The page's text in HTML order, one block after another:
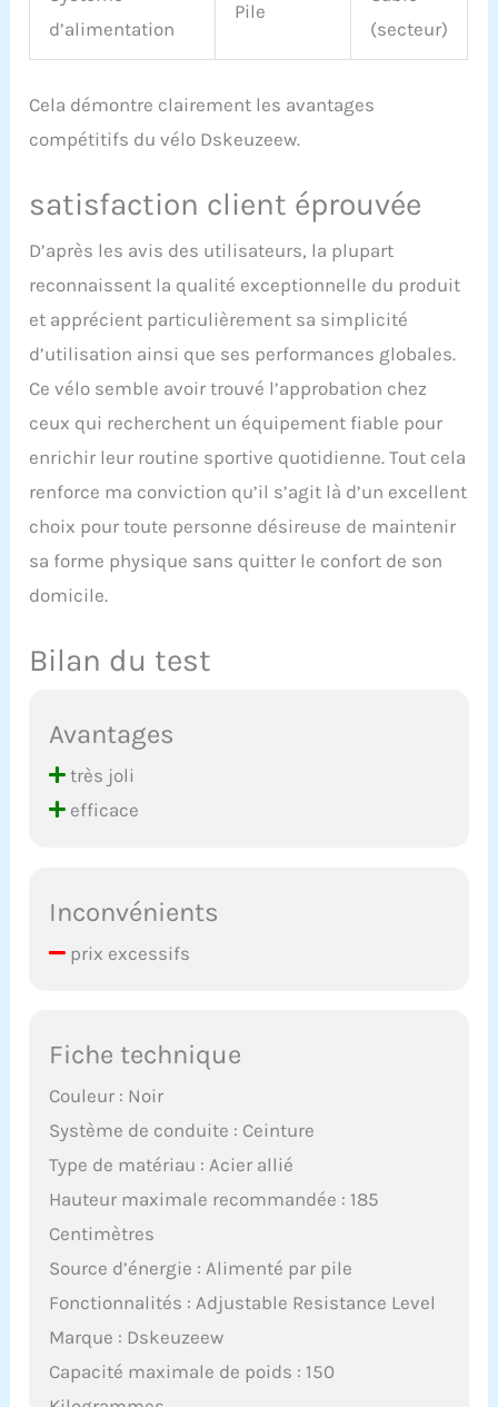
service client】 Nous
fournissons un excellent
service client,
répondre aux clients
dans les 24 heures et
des problèmes avec le
produit que vous recevez,
n'hésitez pas à nous
contacter.
d’alimentation
Pile
(secteur)
Cela démontre clairement les avantages
compétitifs du vélo Dskeuzeew.
satisfaction client éprouvée
D’après les avis des utilisateurs, la plupart
reconnaissent la qualité exceptionnelle du produit
et apprécient particulièrement sa simplicité
d’utilisation ainsi que ses performances globales.
Ce vélo semble avoir trouvé l’approbation chez
ceux qui recherchent un équipement fiable pour
enrichir leur routine sportive quotidienne. Tout cela
renforce ma conviction qu’il s’agit là d’un excellent
choix pour toute personne désireuse de maintenir
sa forme physique sans quitter le confort de son
domicile.
Bilan du test
Avantages
très joli
efficace
Inconvénients
prix excessifs
Fiche technique
Couleur : Noir
Système de conduite : Ceinture
Type de matériau : Acier allié
Hauteur maximale recommandée : 185
Centimètres
Source d’énergie : Alimenté par pile
Fonctionnalités : Adjustable Resistance Level
Marque : Dskeuzeew
Capacité maximale de poids : 150